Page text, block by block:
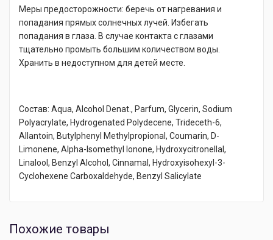
Меры предосторожности: беречь от нагревания и
попадания прямых солнечных лучей. Избегать
попадания в глаза. В случае контакта с глазами
тщательно промыть большим количеством воды.
Хранить в недоступном для детей месте.
Состав: Aqua, Alcohol Denat., Parfum, Glycerin, Sodium
Polyacrylate, Hydrogenated Polydecene, Trideceth-6,
Allantoin, Butylphenyl Methylpropional, Coumarin, D-
Limonene, Alpha-Isomethyl Ionone, Hydroxycitronellal,
Linalool, Benzyl Alcohol, Cinnamal, Hydroxyisohexyl-3-
Cyclohexene Carboxaldehyde, Benzyl Salicylate
Похожие товары